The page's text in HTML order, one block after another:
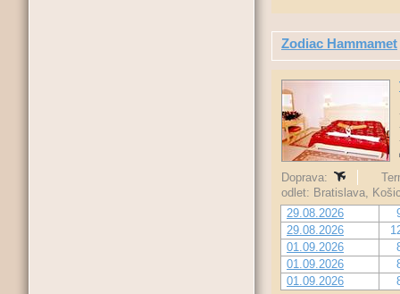
Zodiac Hammamet
Doprava:
odlet: Bratislava,
29.08.2026
29.08.2026
01.09.2026
01.09.2026
01.09.2026